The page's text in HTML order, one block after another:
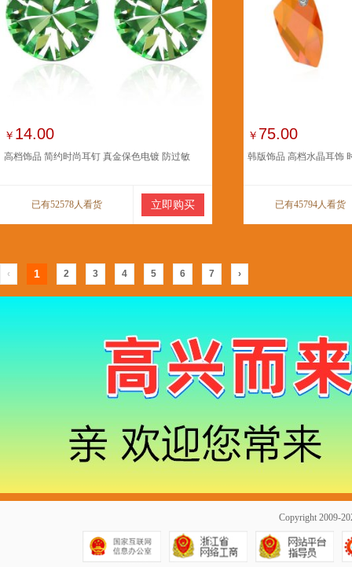
￥ 14.00
高档饰品 简约时尚耳钉 真金保色电镀 防过敏
已有52578人看货 立即购买
￥ 75.00
韩版饰品 高档水晶耳饰
已有45794人看货
‹ 1 2 3 4 5 6 7 ›
Copyright 2009-